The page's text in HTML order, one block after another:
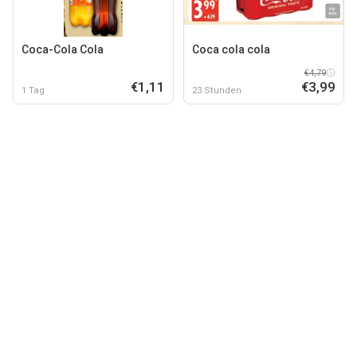
Coca-Cola Cola
1 Tag €1,11
Coca cola cola
23 Stunden
€4,79
€3,99